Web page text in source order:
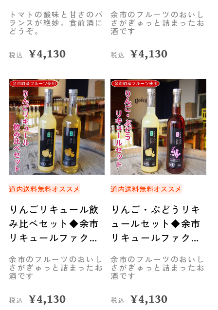
トマトの酸味と甘さのバ
ランスが絶妙。食前酒に
どうぞ。
税込 ¥4,130
余市のフルーツのおいし
さがぎゅっと詰まったお
酒です
税込 ¥4,130
道内送料無料オススメ
りんごリキュール飲
み比べセット◆余市
リキュールファクト
余市のフルーツのおいし
さがぎゅっと詰まったお
酒です
税込 ¥4,130
道内送料無料オススメ
りんご・ぶどうリキ
ュールセット◆余市
リキュールファクト
余市のフルーツのおいし
さがぎゅっと詰まったお
酒です
税込 ¥4,130